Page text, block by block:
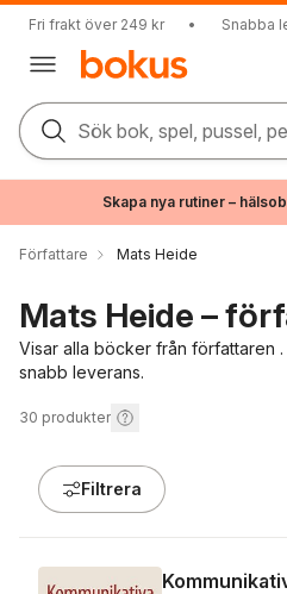
Fri frakt över 249 kr • Snabba
Sök bok, spel, pussel,
Skapa nya rutiner –
Författare Mats Heide
Mats Heide –
Visar alla böcker från författaren
snabb leverans.
30 produkter
Filtrera